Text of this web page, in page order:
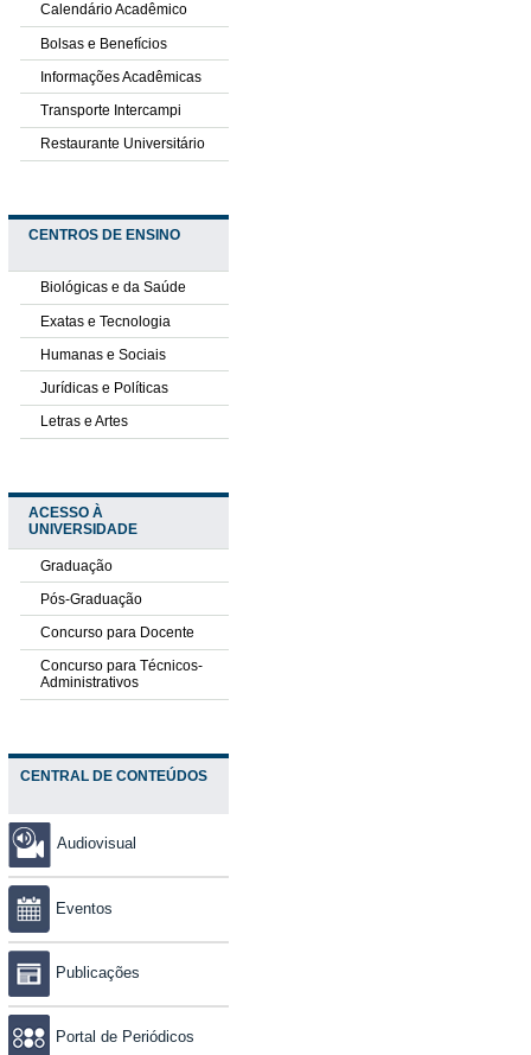
Calendário Acadêmico
Bolsas e Benefícios
Informações Acadêmicas
Transporte Intercampi
Restaurante Universitário
CENTROS DE ENSINO
Biológicas e da Saúde
Exatas e Tecnologia
Humanas e Sociais
Jurídicas e Políticas
Letras e Artes
ACESSO À
UNIVERSIDADE
Graduação
Pós-Graduação
Concurso para Docente
Concurso para Técnicos-
Administrativos
CENTRAL DE CONTEÚDOS
Audiovisual
Eventos
Publicações
Portal de Periódicos